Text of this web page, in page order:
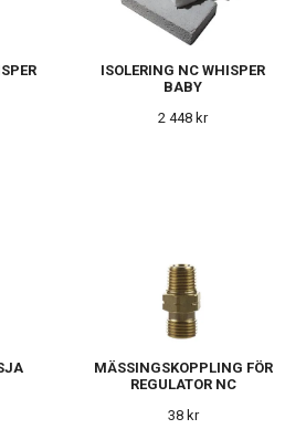
ISOLERING NC WHISPER
BABY
2 448 kr
MÄSSINGSKOPPLING FÖR
REGULATOR NC
38 kr